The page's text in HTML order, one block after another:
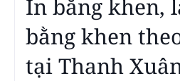
In bằng khen,
bằng khen
tại Thanh